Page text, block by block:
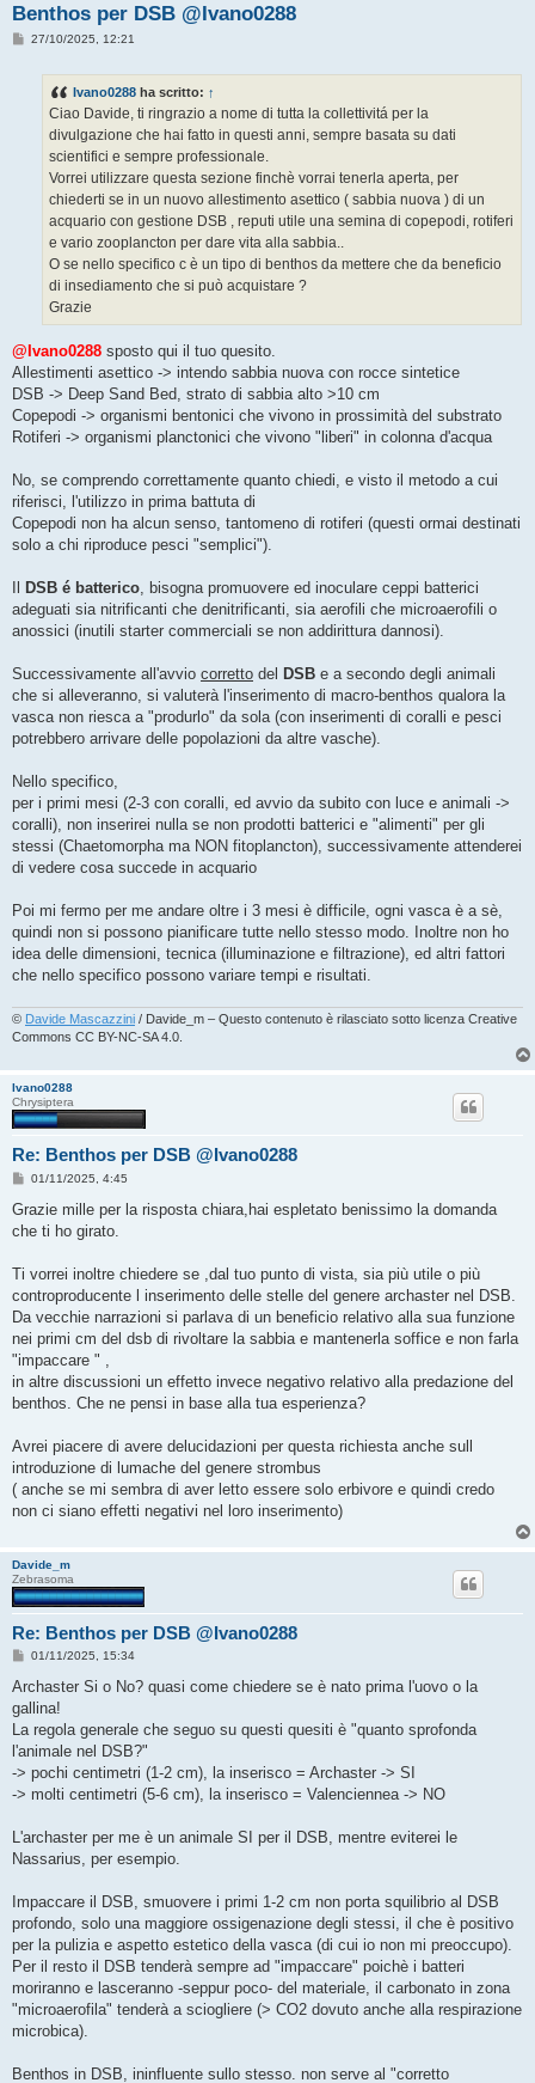
Benthos per DSB @Ivano0288
M27/10/2025, 12:21
Ivano0288 ha scritto: ↑
Ciao Davide, ti ringrazio a nome di tutta la collettivitá per la
divulgazione che hai fatto in questi anni, sempre basata su dati
scientifici e sempre professionale.
Vorrei utilizzare questa sezione finchè vorrai tenerla aperta, per
chiederti se in un nuovo allestimento asettico ( sabbia nuova ) di un
acquario con gestione DSB , reputi utile una semina di copepodi, rotiferi
e vario zooplancton per dare vita alla sabbia..
O se nello specifico c è un tipo di benthos da mettere che da beneficio
di insediamento che si può acquistare ?
Grazie
@Ivano0288 sposto qui il tuo quesito.
Allestimenti asettico -> intendo sabbia nuova con rocce sintetice
DSB -> Deep Sand Bed, strato di sabbia alto >10 cm
Copepodi -> organismi bentonici che vivono in prossimità del substrato
Rotiferi -> organismi planctonici che vivono "liberi" in colonna d'acqua
No, se comprendo correttamente quanto chiedi, e visto il metodo a cui
riferisci, l'utilizzo in prima battuta di
Copepodi non ha alcun senso, tantomeno di rotiferi (questi ormai destinati
solo a chi riproduce pesci "semplici").
Il DSB é batterico , bisogna promuovere ed inoculare ceppi batterici
adeguati sia nitrificanti che denitrificanti, sia aerofili che microaerofili o
anossici (inutili starter commerciali se non addirittura dannosi).
Successivamente all'avvio corretto del DSB e a secondo degli animali
che si alleveranno, si valuterà l'inserimento di macro-benthos qualora la
vasca non riesca a "produrlo" da sola (con inserimenti di coralli e pesci
potrebbero arrivare delle popolazioni da altre vasche).
Nello specifico,
per i primi mesi (2-3 con coralli, ed avvio da subito con luce e animali ->
coralli), non inserirei nulla se non prodotti batterici e "alimenti" per gli
stessi (Chaetomorpha ma NON fitoplancton), successivamente attenderei
di vedere cosa succede in acquario
Poi mi fermo per me andare oltre i 3 mesi è difficile, ogni vasca è a sè,
quindi non si possono pianificare tutte nello stesso modo. Inoltre non ho
idea delle dimensioni, tecnica (illuminazione e filtrazione), ed altri fattori
che nello specifico possono variare tempi e risultati.
© Davide Mascazzini / Davide_m – Questo contenuto è rilasciato sotto licenza Creative
Commons CC BY-NC-SA 4.0.
Ivano0288
Chrysiptera
Re: Benthos per DSB @Ivano0288
M
s
a
o
01/11/2025, 4:45
Grazie mille per la risposta chiara,hai espletato benissimo la domanda
che ti ho girato.
Ti vorrei inoltre chiedere se ,dal tuo punto di vista, sia più utile o più
controproducente l inserimento delle stelle del genere archaster nel DSB.
Da vecchie narrazioni si parlava di un beneficio relativo alla sua funzione
nei primi cm del dsb di rivoltare la sabbia e mantenerla soffice e non farla
"impaccare " ,
in altre discussioni un effetto invece negativo relativo alla predazione del
benthos. Che ne pensi in base alla tua esperienza?
Avrei piacere di avere delucidazioni per questa richiesta anche sull
introduzione di lumache del genere strombus
( anche se mi sembra di aver letto essere solo erbivore e quindi credo
non ci siano effetti negativi nel loro inserimento)
Davide_m
Zebrasoma
Re: Benthos per DSB @Ivano0288
M
s
a
g
i
o
01/11/2025, 15:34
Archaster Si o No? quasi come chiedere se è nato prima l'uovo o la
gallina!
La regola generale che seguo su questi quesiti è "quanto sprofonda
l'animale nel DSB?"
-> pochi centimetri (1-2 cm), la inserisco = Archaster -> SI
-> molti centimetri (5-6 cm), la inserisco = Valenciennea -> NO
L'archaster per me è un animale SI per il DSB, mentre eviterei le
Nassarius, per esempio.
Impaccare il DSB, smuovere i primi 1-2 cm non porta squilibrio al DSB
profondo, solo una maggiore ossigenazione degli stessi, il che è positivo
per la pulizia e aspetto estetico della vasca (di cui io non mi preoccupo).
Per il resto il DSB tenderà sempre ad "impaccare" poichè i batteri
moriranno e lasceranno -seppur poco- del materiale, il carbonato in zona
"microaerofila" tenderà a sciogliere (> CO2 dovuto anche alla respirazione
microbica).
Benthos in DSB, ininfluente sullo stesso. non serve al "corretto